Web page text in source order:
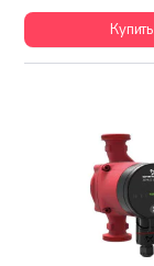
Купить